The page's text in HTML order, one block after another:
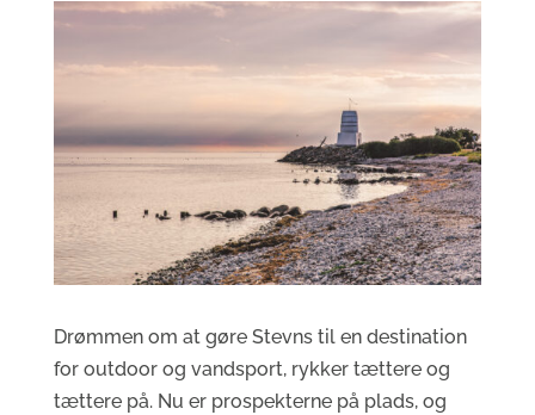
Drømmen om at gøre Stevns til en destination
for outdoor og vandsport, rykker tættere og
tættere på. Nu er prospekterne på plads, og